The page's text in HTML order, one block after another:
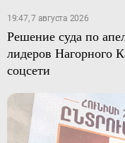
19:47, 7 августа 2026
Решение суда по
лидеров Нагорного
соцсети